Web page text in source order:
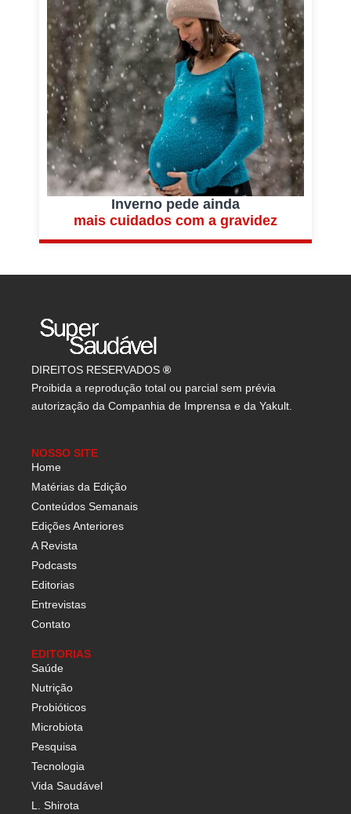
Inverno pede ainda
mais cuidados com a gravidez
DIREITOS RESERVADOS ®
Proibida a reprodução total ou parcial sem prévia
autorização da Companhia de Imprensa e da Yakult.
NOSSO SITE
Home
Matérias da Edição
Conteúdos Semanais
Edições Anteriores
A Revista
Podcasts
Editorias
Entrevistas
Contato
EDITORIAS
Saúde
Nutrição
Probióticos
Microbiota
Pesquisa
Tecnologia
Vida Saudável
L. Shirota